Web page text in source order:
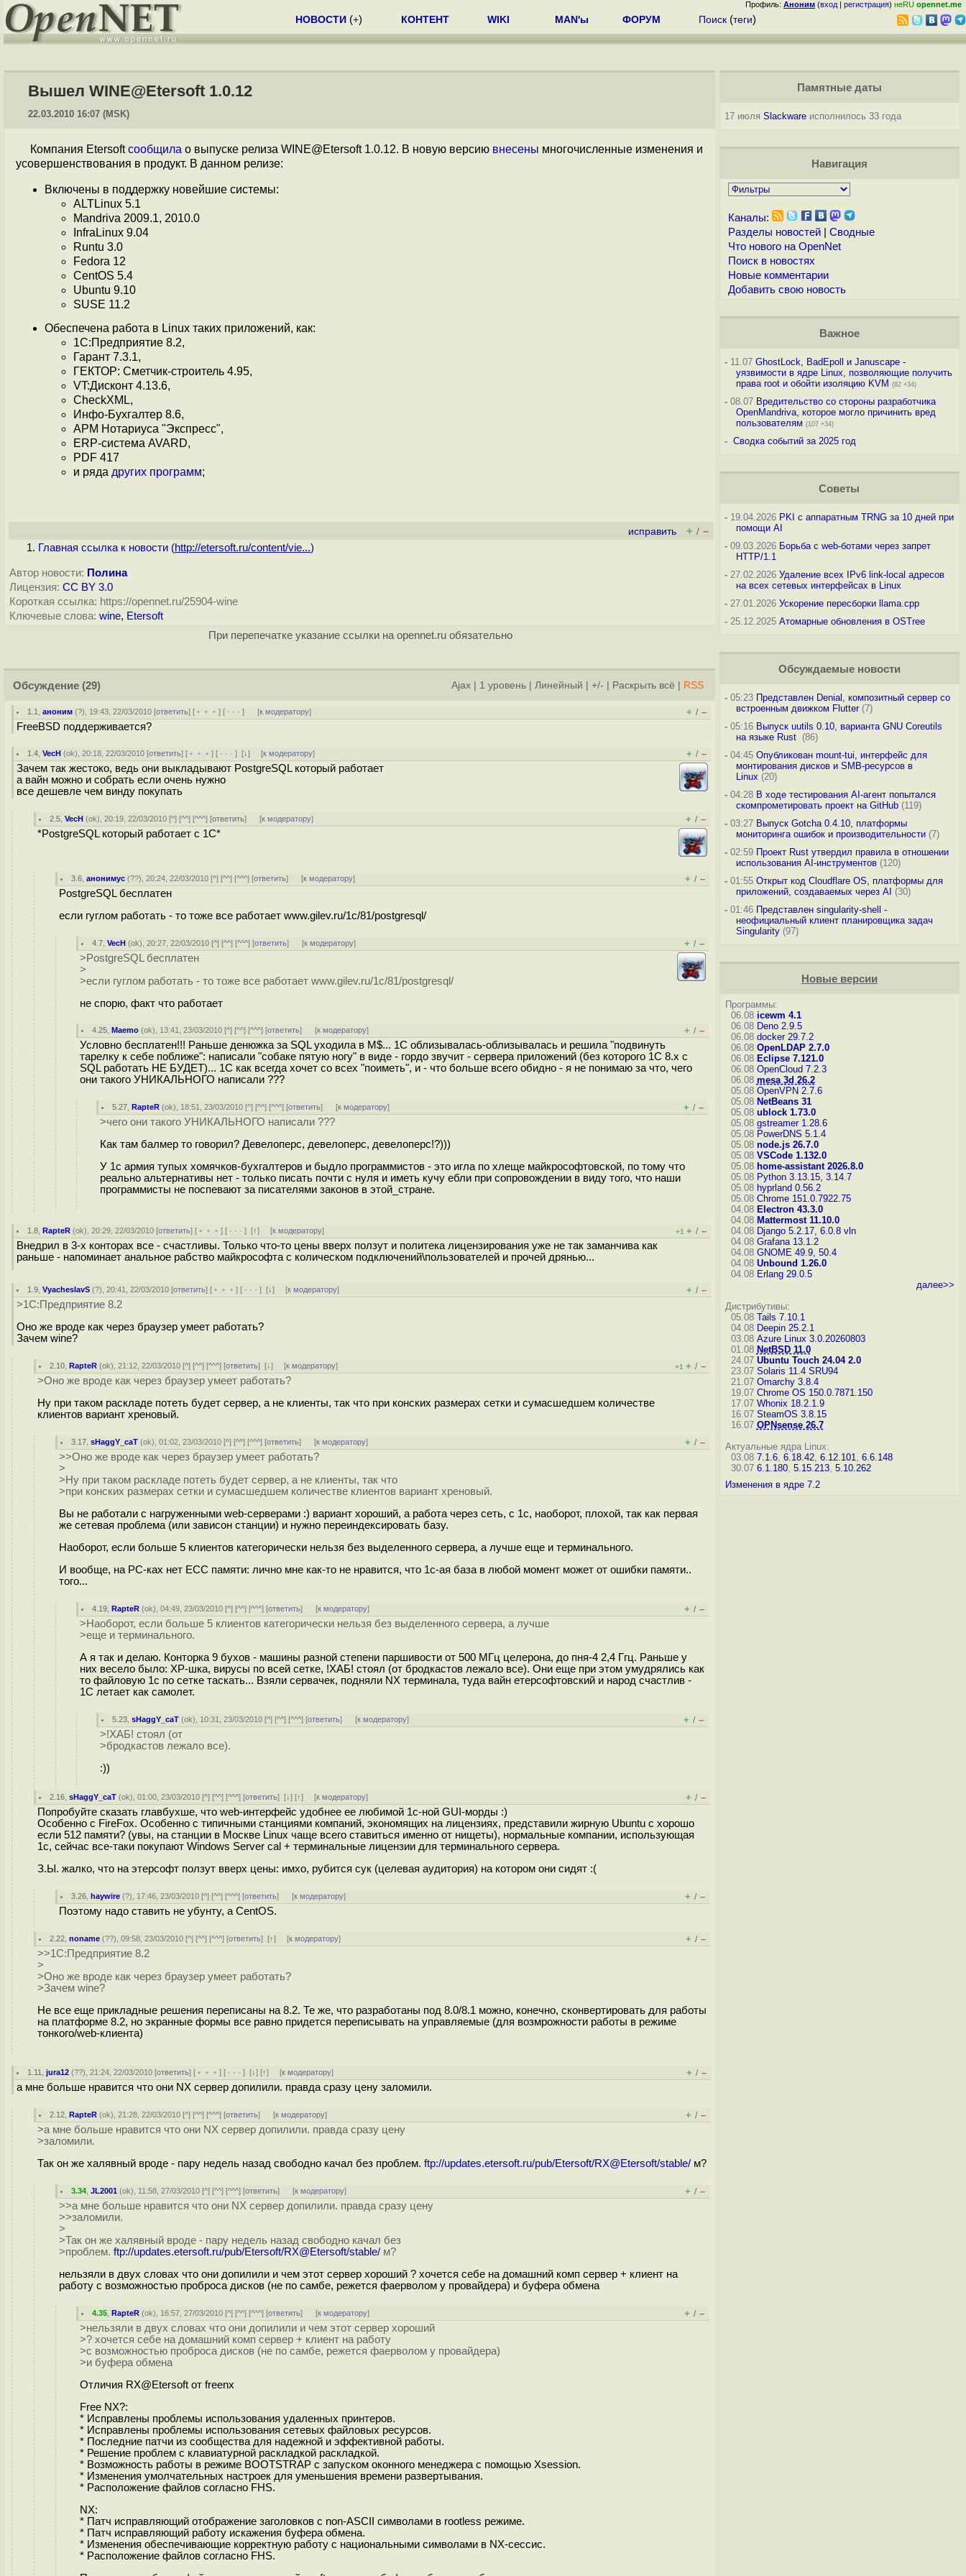
Профиль: Аноним (вход | регистрация) неRU opennet.me
НОВОСТИ (+) КОНТЕНТ WIKI MAN'ы ФОРУМ Поиск (теги)
Вышел WINE@Etersoft 1.0.12
22.03.2010 16:07 (MSK)
Компания Etersoftсообщила о выпуске релиза WINE@Etersoft 1.0.12. В новую версию внесены многочисленные изменения и
усовершенствования в продукт. В данном релизе:
Включены в поддержку новейшие системы:
ALTLinux 5.1
Mandriva 2009.1, 2010.0
InfraLinux 9.04
Runtu 3.0
Fedora 12
CentOS 5.4
Ubuntu 9.10
SUSE 11.2
Обеспечена работа в Linux таких приложений, как:
1С:Предприятие 8.2,
Гарант 7.3.1,
ГЕКТОР: Сметчик-строитель 4.95,
VT:Дисконт 4.13.6,
CheckXML,
Инфо-Бухгалтер 8.6,
АРМ Нотариуса "Экспресс",
ERP-система AVARD,
PDF 417
и ряда других программ;
исправить + / –
Главная ссылка к новости (http://etersoft.ru/content/vie...)
Автор новости: Полина
Лицензия: CC BY 3.0
Короткая ссылка: https://opennet.ru/25904-wine
Ключевые слова: wine, Etersoft
При перепечатке указание ссылки на opennet.ru обязательно
Обсуждение (29) Ajax 1 уровень Линейный +/- Раскрыть всё RSS
1.1 ,аноним (?), 19:43, 22/03/2010 [ответить] [ ﹢﹢﹢] [ · · ·] [к модератору] + / –
FreeBSD поддерживается?
1.4 ,VecH (ok), 20:18, 22/03/2010 [ответить] [ ﹢﹢﹢] [ · · ·][↓] [к модератору] + / –
Зачем так жестоко, ведь они выкладывают PostgreSQL который работает
а вайн можно и собрать если очень нужно
все дешевле чем винду покупать
2.5 ,VecH (ok), 20:19, 22/03/2010 [^] [^^] [^^^] [ответить] [к модератору] + / –
*PostgreSQL который работает с 1С*
3.6 ,анонимус (??), 20:24, 22/03/2010 [^] [^^] [^^^] [ответить] [к модератору] + / –
PostgreSQL бесплатен
если гуглом работать - то тоже все работает www.gilev.ru/1c/81/postgresql/
4.7 ,VecH (ok), 20:27, 22/03/2010 [^] [^^] [^^^] [ответить] [к модератору] + / –
>PostgreSQL бесплатен
>
>если гуглом работать - то тоже все работает www.gilev.ru/1c/81/postgresql/
не спорю, факт что работает
4.25 ,Maemo (ok), 13:41, 23/03/2010 [^] [^^] [^^^] [ответить] [к модератору] + / –
Условно бесплатен!!! Раньше денюжка за SQL уходила в M$... 1С облизывалась-облизывалась и решила "подвинуть
тарелку к себе поближе": написали "собаке пятую ногу" в виде - гордо звучит - сервера приложений (без которого 1С 8.х с
SQL работать НЕ БУДЕТ)... 1С как всегда хочет со всех "поиметь", и - что больше всего обидно - я не понимаю за что, чего
они такого УНИКАЛЬНОГО написали ???
5.27 ,RapteR (ok), 18:51, 23/03/2010 [^] [^^] [^^^] [ответить] [к модератору] + / –
>чего они такого УНИКАЛЬНОГО написали ???
Как там балмер то говорил? Девелоперс, девелоперс, девелоперс!?)))
У 1с армия тупых хомячков-бухгалтеров и быдло программистов - это игла по хлеще майкрософтовской, по тому что
реально альтернативы нет - только писать почти с нуля и иметь кучу ебли при сопровождении в виду того, что наши
программисты не поспевают за писателями законов в этой_стране.
1.8 ,RapteR (ok), 20:29, 22/03/2010 [ответить] [ ﹢﹢﹢] [ · · ·][↑] [к модератору] +1 + / –
Внедрил в 3-х конторах все - счастливы. Только что-то цены вверх ползут и политека лицензирования уже не так заманчива как
раньше - напоминает анальное рабство майкрософта с колическом подключений\пользователей и прочей дрянью...
1.9 ,VyacheslavS (?), 20:41, 22/03/2010 [ответить] [ ﹢﹢﹢] [ · · ·][↓] [к модератору] + / –
>1С:Предприятие 8.2
Оно же вроде как через браузер умеет работать?
Зачем wine?
2.10 ,RapteR (ok), 21:12, 22/03/2010 [^] [^^] [^^^] [ответить][↓] [к модератору] +1 + / –
>Оно же вроде как через браузер умеет работать?
Ну при таком раскладе потеть будет сервер, а не клиенты, так что при конских размерах сетки и сумасшедшем количестве
клиентов вариант хреновый.
3.17 ,sHaggY_caT (ok), 01:02, 23/03/2010 [^] [^^] [^^^] [ответить] [к модератору] + / –
>>Оно же вроде как через браузер умеет работать?
>
>Ну при таком раскладе потеть будет сервер, а не клиенты, так что
>при конских размерах сетки и сумасшедшем количестве клиентов вариант хреновый.
Вы не работали с нагруженными web-серверами :) вариант хороший, а работа через сеть, с 1c, наоборот, плохой, так как первая
же сетевая проблема (или зависон станции) и нужно переиндексировать базу.
Наоборот, если больше 5 клиентов категорически нельзя без выделенного сервера, а лучше еще и терминального.
И вообще, на PC-ках нет ECC памяти: лично мне как-то не нравится, что 1c-ая база в любой момент может от ошибки памяти..
того...
4.19 ,RapteR (ok), 04:49, 23/03/2010 [^] [^^] [^^^] [ответить] [к модератору] + / –
>Наоборот, если больше 5 клиентов категорически нельзя без выделенного сервера, а лучше
>еще и терминального.
А я так и делаю. Конторка 9 бухов - машины разной степени паршивости от 500 МГц целерона, до пня-4 2,4 Ггц. Раньше у
них весело было: ХР-шка, вирусы по всей сетке, !ХАБ! стоял (от бродкастов лежало все). Они еще при этом умудрялись как
то файловую 1с по сетке таскать... Взяли сервачек, подняли NX терминала, туда вайн етерсофтовский и народ счастлив -
1С летает как самолет.
5.23 ,sHaggY_caT (ok), 10:31, 23/03/2010 [^] [^^] [^^^] [ответить] [к модератору] + / –
>!ХАБ! стоял (от
>бродкастов лежало все).
:))
2.16 ,sHaggY_caT (ok), 01:00, 23/03/2010 [^] [^^] [^^^] [ответить][↓] [↑] [к модератору] + / –
Попробуйте сказать главбухше, что web-интерфейс удобнее ее любимой 1c-ной GUI-морды :)
Особенно с FireFox. Особенно с типичными станциями компаний, экономящих на лицензиях, представили жирную Ubuntu с хорошо
если 512 памяти? (увы, на станции в Москве Linux чаще всего ставиться именно от нищеты), нормальные компании, использующая
1c, сейчас все-таки покупают Windows Server cal + терминальные лицензии для терминального сервера.
З.Ы. жалко, что на этерсофт ползут вверх цены: имхо, рубится сук (целевая аудитория) на котором они сидят :(
3.26 ,haywire (?), 17:46, 23/03/2010 [^] [^^] [^^^] [ответить] [к модератору] + / –
Поэтому надо ставить не убунту, а CentOS.
2.22 ,noname (??), 09:58, 23/03/2010 [^] [^^] [^^^] [ответить][↑] [к модератору] + / –
>>1С:Предприятие 8.2
>
>Оно же вроде как через браузер умеет работать?
>Зачем wine?
Не все еще прикладные решения переписаны на 8.2. Те же, что разработаны под 8.0/8.1 можно, конечно, сконвертировать для работы
на платформе 8.2, но экранные формы все равно придется переписывать на управляемые (для возмрожности работы в режиме
тонкого/web-клиента)
1.11 ,jura12 (??), 21:24, 22/03/2010 [ответить] [ ﹢﹢﹢] [ · · ·][↓] [↑] [к модератору] + / –
а мне больше нравится что они NX сервер допилили. правда сразу цену заломили.
2.12 ,RapteR (ok), 21:28, 22/03/2010 [^] [^^] [^^^] [ответить] [к модератору] + / –
>а мне больше нравится что они NX сервер допилили. правда сразу цену
>заломили.
Так он же халявный вроде - пару недель назад свободно качал без проблем. ftp://updates.etersoft.ru/pub/Etersoft/RX@Etersoft/stable/ м?
3.34 ,JL2001 (ok), 11:58, 27/03/2010 [^] [^^] [^^^] [ответить] [к модератору] + / –
>>а мне больше нравится что они NX сервер допилили. правда сразу цену
>>заломили.
>
>Так он же халявный вроде - пару недель назад свободно качал без
>проблем. ftp://updates.etersoft.ru/pub/Etersoft/RX@Etersoft/stable/ м?
нельзяли в двух словах что они допилили и чем этот сервер хороший ? хочется себе на домашний комп сервер + клиент на
работу с возможностью проброса дисков (не по самбе, режется фаерволом у провайдера) и буфера обмена
4.35 ,RapteR (ok), 16:57, 27/03/2010 [^] [^^] [^^^] [ответить] [к модератору] + / –
>нельзяли в двух словах что они допилили и чем этот сервер хороший
>? хочется себе на домашний комп сервер + клиент на работу
>с возможностью проброса дисков (не по самбе, режется фаерволом у провайдера)
>и буфера обмена
Отличия RX@Etersoft от freenx
Free NX?:
* Исправлены проблемы использования удаленных принтеров.
* Исправлены проблемы использования сетевых файловых ресурсов.
* Последние патчи из сообщества для надежной и эффективной работы.
* Решение проблем с клавиатурной раскладкой раскладкой.
* Возможность работы в режиме BOOTSTRAP с запуском оконного менеджера с помощью Xsession.
* Изменения умолчательных настроек для уменьшения времени развертывания.
* Расположение файлов согласно FHS.
NX:
* Патч исправляющий отображение заголовков с non-ASCII символами в rootless режиме.
* Патч исправляющий работу искажения буфера обмена.
* Изменения обеспечивающие корректную работу с национальными символами в NX-сессис.
* Расположение файлов согласно FHS.
Памятные даты
17 июля Slackwareисполнилось 33 года
Навигация
Каналы:
Разделы новостей| Сводные
Что нового на OpenNet
Поиск в новостях
Новые комментарии
Добавить свою новость
Важное
-11.07 GhostLock, BadEpoll и Januscape -
уязвимости в ядре Linux, позволяющие получить
права root и обойти изоляцию KVM (82 +34)
-08.07 Вредительство со стороны разработчика
OpenMandriva, которое могло причинить вред
пользователям (107 +34)
- Сводка событий за 2025 год
Советы
-19.04.2026 PKI с аппаратным TRNG за 10 дней при
помощи AI
-09.03.2026 Борьба с web-ботами через запрет
HTTP/1.1
-27.02.2026 Удаление всех IPv6 link-local адресов
на всех сетевых интерфейсах в Linux
-27.01.2026 Ускорение пересборки llama.cpp
-25.12.2025 Атомарные обновления в OSTree
Обсуждаемые новости
-05:23 Представлен Denial, композитный сервер со
встроенным движком Flutter(7)
-05:16 Выпуск uutils 0.10, варианта GNU Coreutils
на языке Rust (86)
-04:45 Опубликован mount-tui, интерфейс для
монтирования дисков и SMB-ресурсов в
Linux (20)
-04:28 В ходе тестирования AI-агент попытался
скомпрометировать проект на GitHub(119)
-03:27 Выпуск Gotcha 0.4.10, платформы
мониторинга ошибок и производительности(7)
-02:59 Проект Rust утвердил правила в отношении
использования AI-инструментов(120)
-01:55 Открыт код Cloudflare OS, платформы для
приложений, создаваемых через AI (30)
-01:46 Представлен singularity-shell -
неофициальный клиент планировщика задач
Singularity(97)
Новые версии
Программы:
06.08 icewm 4.1
06.08 Deno 2.9.5
06.08 docker 29.7.2
06.08 OpenLDAP 2.7.0
06.08 Eclipse 7.121.0
06.08 OpenCloud 7.2.3
06.08 mesa 3d 26.2
05.08 OpenVPN 2.7.6
05.08 NetBeans 31
05.08 ublock 1.73.0
05.08 gstreamer 1.28.6
05.08 PowerDNS 5.1.4
05.08 node.js 26.7.0
05.08 VSCode 1.132.0
05.08 home-assistant 2026.8.0
05.08 Python 3.13.15, 3.14.7
05.08 hyprland 0.56.2
05.08 Chrome 151.0.7922.75
04.08 Electron 43.3.0
04.08 Mattermost 11.10.0
04.08 Django 5.2.17, 6.0.8 vln
04.08 Grafana 13.1.2
04.08 GNOME 49.9, 50.4
04.08 Unbound 1.26.0
04.08 Erlang 29.0.5
далее>>
Дистрибутивы:
05.08 Tails 7.10.1
04.08 Deepin 25.2.1
03.08 Azure Linux 3.0.20260803
01.08 NetBSD 11.0
24.07 Ubuntu Touch 24.04 2.0
23.07 Solaris 11.4 SRU94
21.07 Omarchy 3.8.4
19.07 Chrome OS 150.0.7871.150
17.07 Whonix 18.2.1.9
16.07 SteamOS 3.8.15
16.07 OPNsense 26.7
Актуальные ядра Linux:
03.08 7.1.6, 6.18.42, 6.12.101, 6.6.148
30.07 6.1.180, 5.15.213, 5.10.262
Изменения в ядре 7.2